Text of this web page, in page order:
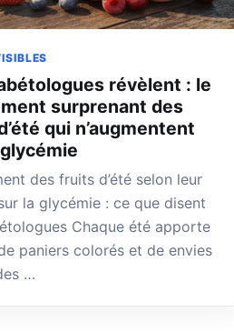
révèlent : le
surprenant des
qui n’augmentent
des fruits d’été selon leur
la glycémie : ce que disent
Chaque été apporte
paniers colorés et de envies
…